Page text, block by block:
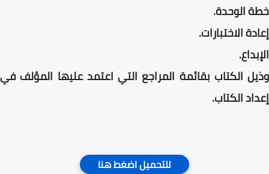
خطة الوحدة.
إعادة الاختبارات.
الإبداع.
وذيل الكتاب بقائمة المراجع التي اعتمد عليها المؤلف في
إعداد الكتاب.
للتحميل اضغط هنا